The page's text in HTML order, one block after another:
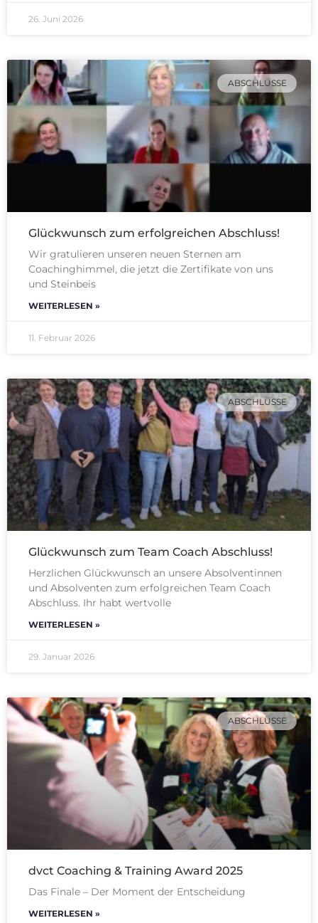
26. Juni 2026
ABSCHLÜSSE
Glückwunsch zum erfolgreichen Abschluss!
Wir gratulieren unseren neuen Sternen am
Coachinghimmel, die jetzt die Zertifikate von uns
und Steinbeis
WEITERLESEN »
11. Februar 2026
ABSCHLÜSSE
Glückwunsch zum Team Coach Abschluss!
Herzlichen Glückwunsch an unsere Absolventinnen
und Absolventen zum erfolgreichen Team Coach
Abschluss. Ihr habt wertvolle
WEITERLESEN »
29. Januar 2026
ABSCHLÜSSE
dvct Coaching & Training Award 2025
Das Finale – Der Moment der Entscheidung
WEITERLESEN »